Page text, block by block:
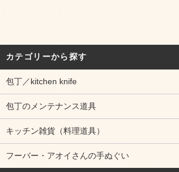
カテゴリーから探す
包丁／kitchen knife
包丁のメンテナンス道具
キッチン雑貨（料理道具）
フーバー・アオイさんの手ぬぐい